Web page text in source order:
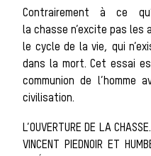
La
Contrairement à ce
la chasse n’excite pas les
le cycle de la vie, qui
dans la mort. Cet essai
communion de
civilisation.
L’OUVERTURE DE LA
VINCENT PIEDNOIR ET